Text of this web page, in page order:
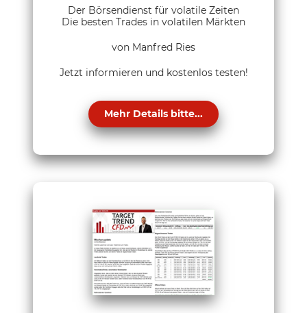
Der Börsendienst für volatile Zeiten
Die besten Trades in volatilen Märkten
von Manfred Ries
Jetzt informieren und kostenlos testen!
Mehr Details bitte...